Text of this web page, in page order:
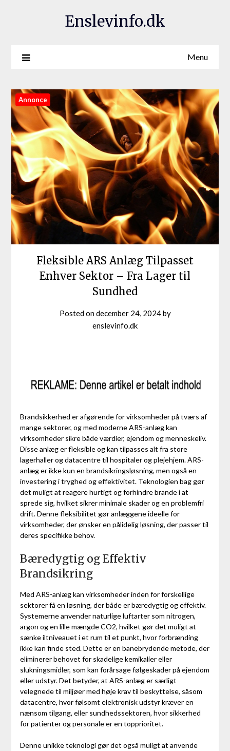
Enslevinfo.dk
Menu
Annonce
Fleksible ARS Anlæg Tilpasset
Enhver Sektor – Fra Lager til
Sundhed
Posted ondecember 24, 2024by
enslevinfo.dk
Brandsikkerhed er afgørende for virksomheder på tværs af
mange sektorer, og med moderne ARS-anlæg kan
virksomheder sikre både værdier, ejendom og menneskeliv.
Disse anlæg er fleksible og kan tilpasses alt fra store
lagerhaller og datacentre til hospitaler og plejehjem. ARS-
anlæg er ikke kun en brandsikringsløsning, men også en
investering i tryghed og effektivitet. Teknologien bag gør
det muligt at reagere hurtigt og forhindre brande i at
sprede sig, hvilket sikrer minimale skader og en problemfri
drift. Denne fleksibilitet gør anlæggene ideelle for
virksomheder, der ønsker en pålidelig løsning, der passer til
deres specifikke behov.
Bæredygtig og Effektiv
Brandsikring
Med ARS-anlæg kan virksomheder inden for forskellige
sektorer få en løsning, der både er bæredygtig og effektiv.
Systemerne anvender naturlige luftarter som nitrogen,
argon og en lille mængde CO2, hvilket gør det muligt at
sænke iltniveauet i et rum til et punkt, hvor forbrænding
ikke kan finde sted. Dette er en banebrydende metode, der
eliminerer behovet for skadelige kemikalier eller
slukningsmidler, som kan forårsage følgeskader på ejendom
eller udstyr. Det betyder, at ARS-anlæg er særligt
velegnede til miljøer med høje krav til beskyttelse, såsom
datacentre, hvor følsomt elektronisk udstyr kræver en
nænsom tilgang, eller sundhedssektoren, hvor sikkerhed
for patienter og personale er en topprioritet.
Denne unikke teknologi gør det også muligt at anvende